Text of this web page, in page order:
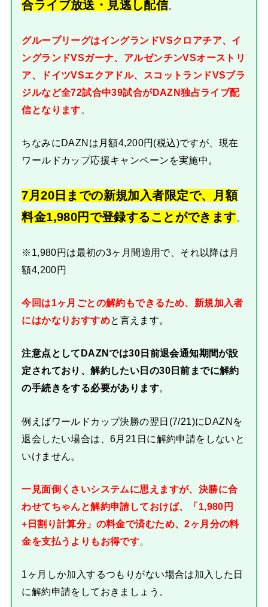
合ライブ放送・見逃し配信。
グループリーグはイングランドVSクロアチア、イ
ングランドVSガーナ、アルゼンチンVSオーストリ
ア、ドイツVSエクアドル、スコットランドVSブラ
ジルなど全72試合中39試合がDAZN独占ライブ配
信となります。
ちなみにDAZNは月額4,200円(税込)ですが、現在
ワールドカップ応援キャンペーンを実施中。
7月20日までの新規加入者限定で、月額
料金1,980円で登録することができます。
※1,980円は最初の3ヶ月間適用で、それ以降は月
額4,200円
今回は1ヶ月ごとの解約もできるため、新規加入者
にはかなりおすすめと言えます。
注意点としてDAZNでは30日前退会通知期間が設
定されており、解約したい日の30日前までに解約
の手続きをする必要があります。
例えばワールドカップ決勝の翌日(7/21)にDAZNを
退会したい場合は、6月21日に解約申請をしないと
いけません。
一見面倒くさいシステムに思えますが、決勝に合
わせてちゃんと解約申請しておけば、「1,980円
+日割り計算分」の料金で済むため、2ヶ月分の料
金を支払うよりもお得です。
1ヶ月しか加入するつもりがない場合は加入した日
に解約申請をしておきましょう。